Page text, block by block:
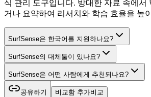
식 관리 도구입니다. 방대한 자료 속에서
거나 요약하여 리서치와 학습 효율을 높
SurfSense은 한국어를 지원하나요?
SurfSense의 대체툴이 있나요?
SurfSense은 어떤 사람에게 추천되나요?
공유하기 비교함 추가비교